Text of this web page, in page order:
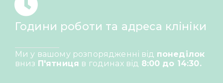
Години роботи та адреса клініки
Ми у вашому розпорядженні від понеділок
вниз П'ятниця в годинах від 8:00 до 14:30.